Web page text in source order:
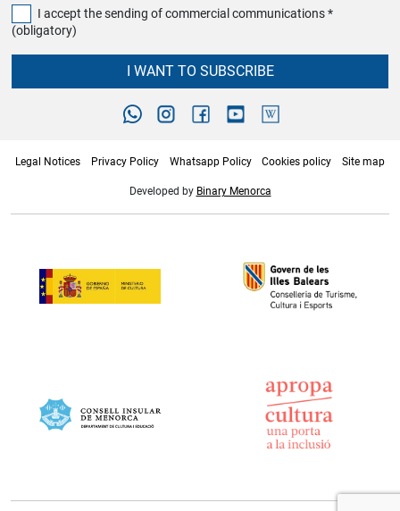
I accept the sending of commercial communications *
(obligatory)
I WANT TO SUBSCRIBE
Legal Notices Privacy Policy Whatsapp Policy Cookies policy Site map
Developed by Binary Menorca